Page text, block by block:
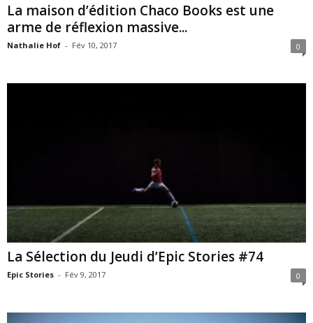
La maison d’édition Chaco Books est une
arme de réflexion massive...
Nathalie Hof - Fév 10, 2017 0
La Sélection du Jeudi d’Epic Stories #74
Epic Stories - Fév 9, 2017 0